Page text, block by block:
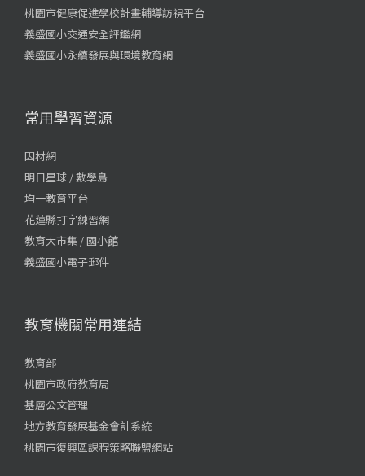
桃園市健康促進學校計畫輔導訪視平台
義盛國小交通安全評鑑網
義盛國小永續發展與環境教育網
常用學習資源
因材網
明日星球 / 數學島
均一教育平台
花蓮縣打字練習網
教育大市集 / 國小館
義盛國小電子郵件
教育機關常用連結
教育部
桃園市政府教育局
基層公文管理
地方教育發展基金會計系統
桃園市復興區課程策略聯盟網站